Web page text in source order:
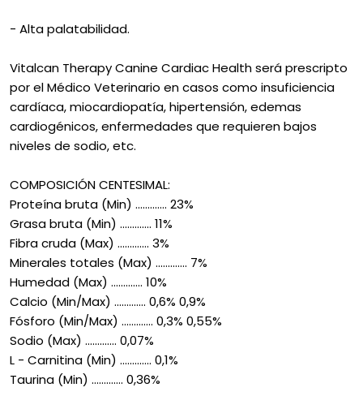
- Alta palatabilidad.
Vitalcan Therapy Canine Cardiac Health será prescripto
por el Médico Veterinario en casos como insuficiencia
cardíaca, miocardiopatía, hipertensión, edemas
cardiogénicos, enfermedades que requieren bajos
niveles de sodio, etc.
COMPOSICIÓN CENTESIMAL:
Proteína bruta (Min) ............. 23%
Grasa bruta (Min) ............. 11%
Fibra cruda (Max) ............. 3%
Minerales totales (Max) ............. 7%
Humedad (Max) ............. 10%
Calcio (Min/Max) ............. 0,6% 0,9%
Fósforo (Min/Max) ............. 0,3% 0,55%
Sodio (Max) ............. 0,07%
L - Carnitina (Min) ............. 0,1%
Taurina (Min) ............. 0,36%